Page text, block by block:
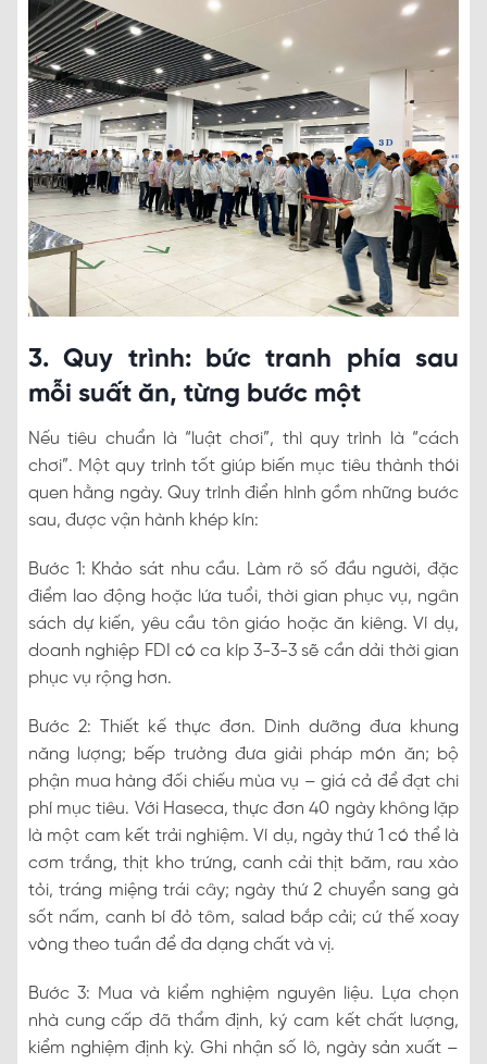
3. Quy trình: bức tranh phía sau
mỗi suất ăn, từng bước một
Nếu tiêu chuẩn là “luật chơi”, thì quy trình là “cách
chơi”. Một quy trình tốt giúp biến mục tiêu thành thói
quen hằng ngày. Quy trình điển hình gồm những bước
sau, được vận hành khép kín:
Bước 1: Khảo sát nhu cầu. Làm rõ số đầu người, đặc
điểm lao động hoặc lứa tuổi, thời gian phục vụ, ngân
sách dự kiến, yêu cầu tôn giáo hoặc ăn kiêng. Ví dụ,
doanh nghiệp FDI có ca kíp 3-3-3 sẽ cần dải thời gian
phục vụ rộng hơn.
Bước 2: Thiết kế thực đơn. Dinh dưỡng đưa khung
năng lượng; bếp trưởng đưa giải pháp món ăn; bộ
phận mua hàng đối chiếu mùa vụ – giá cả để đạt chi
phí mục tiêu. Với Haseca, thực đơn 40 ngày không lặp
là một cam kết trải nghiệm. Ví dụ, ngày thứ 1 có thể là
cơm trắng, thịt kho trứng, canh cải thịt băm, rau xào
tỏi, tráng miệng trái cây; ngày thứ 2 chuyển sang gà
sốt nấm, canh bí đỏ tôm, salad bắp cải; cứ thế xoay
vòng theo tuần để đa dạng chất và vị.
Bước 3: Mua và kiểm nghiệm nguyên liệu. Lựa chọn
nhà cung cấp đã thẩm định, ký cam kết chất lượng,
kiểm nghiệm định kỳ. Ghi nhận số lô, ngày sản xuất –